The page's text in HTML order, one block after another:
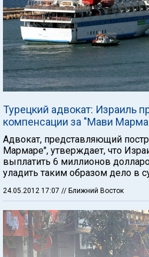
Турецкий адвокат: Израиль
компенсации за "Мави
Адвокат, представляющий
Мармаре", утверждает, что
выплатить 6 миллионов
уладить таким образом дело в
24.05.2012 17:07 // Ближний Восток